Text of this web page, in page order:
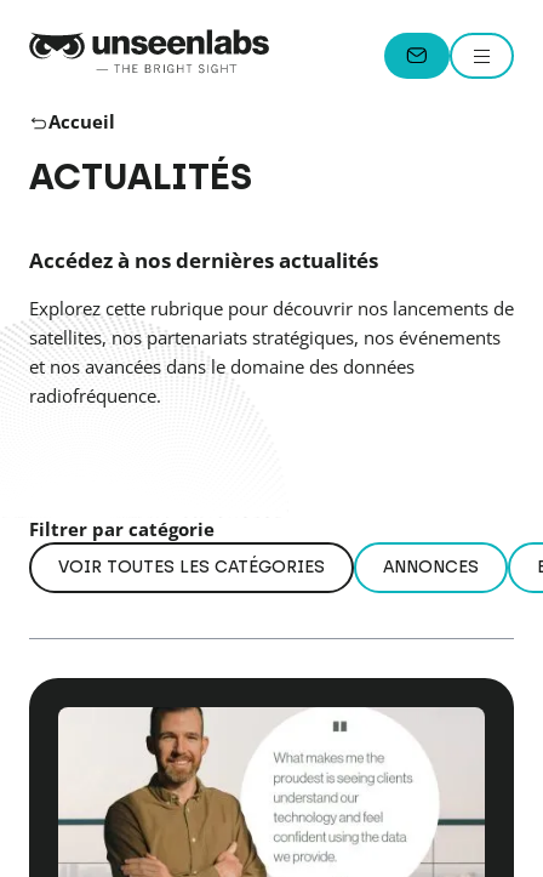
CONTACT
Menu
Accueil
ACTUALITÉS
Accédez à nos dernières actualités
Explorez cette rubrique pour découvrir nos lancements de
satellites, nos partenariats stratégiques, nos événements
et nos avancées dans le domaine des données
radiofréquence.
Filtrer par catégorie
VOIR TOUTES LES CATÉGORIES ANNONCES